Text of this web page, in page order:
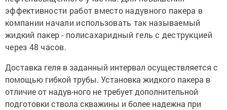
эффективности работ вместо надувного пакера в
компании начали использовать так называемый
жидкий пакер - полисахаридный гель с деструкцией
через 48 часов.
Доставка геля в заданный интервал осуществляется с
помощью гибкой трубы. Установка жидкого пакера в
отличие от надув-ного не требует дополнительной
подготовки ствола скважины и более надежна при